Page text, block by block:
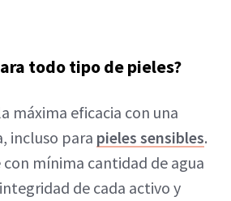
todo tipo de pieles?
máxima eficacia con una
incluso para pieles sensibles.
con mínima cantidad de agua
de cada activo y